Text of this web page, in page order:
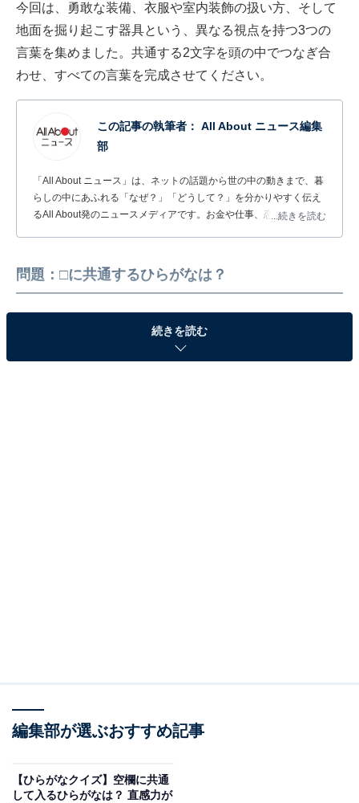
今回は、勇敢な装備、衣服や室内装飾の扱い方、そして
地面を掘り起こす器具という、異なる視点を持つ3つの
言葉を集めました。共通する2文字を頭の中でつなぎ合
わせ、すべての言葉を完成させてください。
この記事の執筆者： All About ニュース編集
部
「All About ニュース」は、ネットの話題から世の中の動きまで、暮
らしの中にあふれる「なぜ？」「どうして？」を分かりやすく伝え
るAll About発のニュースメディアです。お金や仕事、恋愛、ITに関
...続きを読む
問題：□に共通するひらがなは？
こと。そして、先端が尖った頑丈な金属がついており、
続きを読む
編集部が選ぶおすすめ記事
【ひらがなクイズ】空欄に共通
して入るひらがなは？ 直感力が